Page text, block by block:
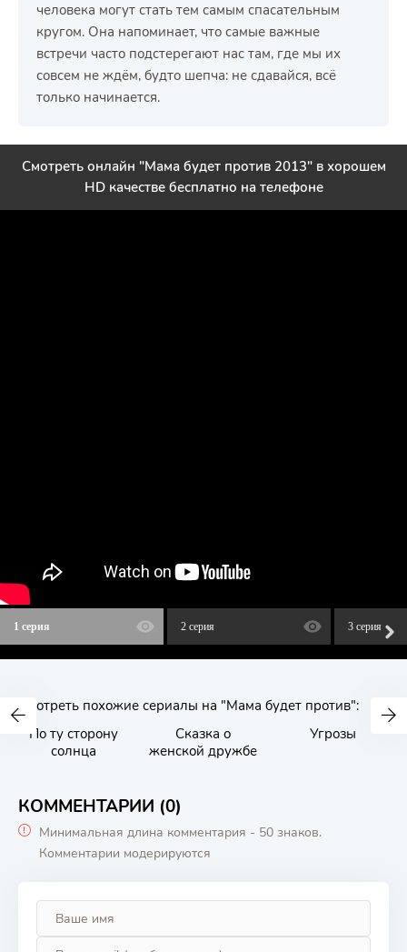
человека могут стать тем самым спасательным
кругом. Она напоминает, что самые важные
встречи часто подстерегают нас там, где мы их
совсем не ждём, будто шепча: не сдавайся, всё
только начинается.
Смотреть онлайн "Мама будет против 2013" в хорошем
HD качестве бесплатно на телефоне
1 серия 2 серия 3 серия
Смотреть похожие сериалы на "Мама будет против":
По ту сторону
солнца
Сказка о
женской дружбе
Угрозы
КОММЕНТАРИИ (0)
Минимальная длина комментария - 50 знаков.
Комментарии модерируются